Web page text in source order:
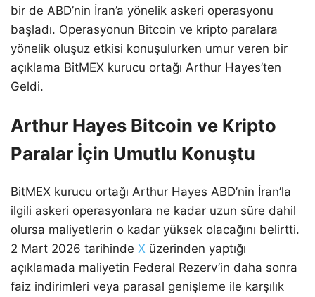
bir de ABD’nin İran’a yönelik askeri operasyonu
başladı. Operasyonun Bitcoin ve kripto paralara
yönelik oluşuz etkisi konuşulurken umur veren bir
açıklama BitMEX kurucu ortağı Arthur Hayes’ten
Geldi.
Arthur Hayes Bitcoin ve Kripto
Paralar İçin Umutlu Konuştu
BitMEX kurucu ortağı Arthur Hayes ABD’nin İran’la
ilgili askeri operasyonlara ne kadar uzun süre dahil
olursa maliyetlerin o kadar yüksek olacağını belirtti.
2 Mart 2026 tarihinde X üzerinden yaptığı
açıklamada maliyetin Federal Rezerv’in daha sonra
faiz indirimleri veya parasal genişleme ile karşılık